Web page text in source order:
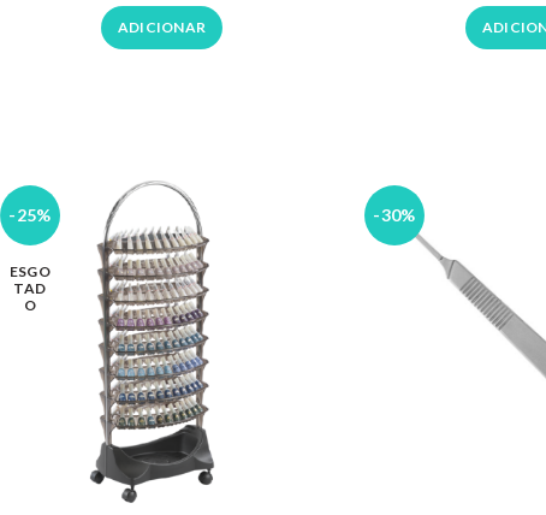
ADICIONAR
-25%
ESGO
TAD
O
-30%